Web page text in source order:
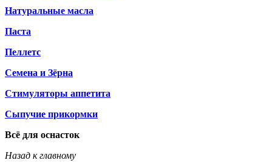
Натуральные масла
Паста
Пеллетс
Семена и Зёрна
Стимуляторы аппетита
Сыпучие прикормки
Всё для оснасток
Назад к главному